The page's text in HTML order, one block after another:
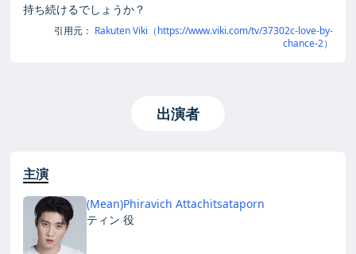
持ち続けるでしょうか？
引用元： Rakuten Viki（https://www.viki.com/tv/37302c-love-by-
chance-2）
出演者
主演
(Mean)Phiravich Attachitsataporn
ティン 役